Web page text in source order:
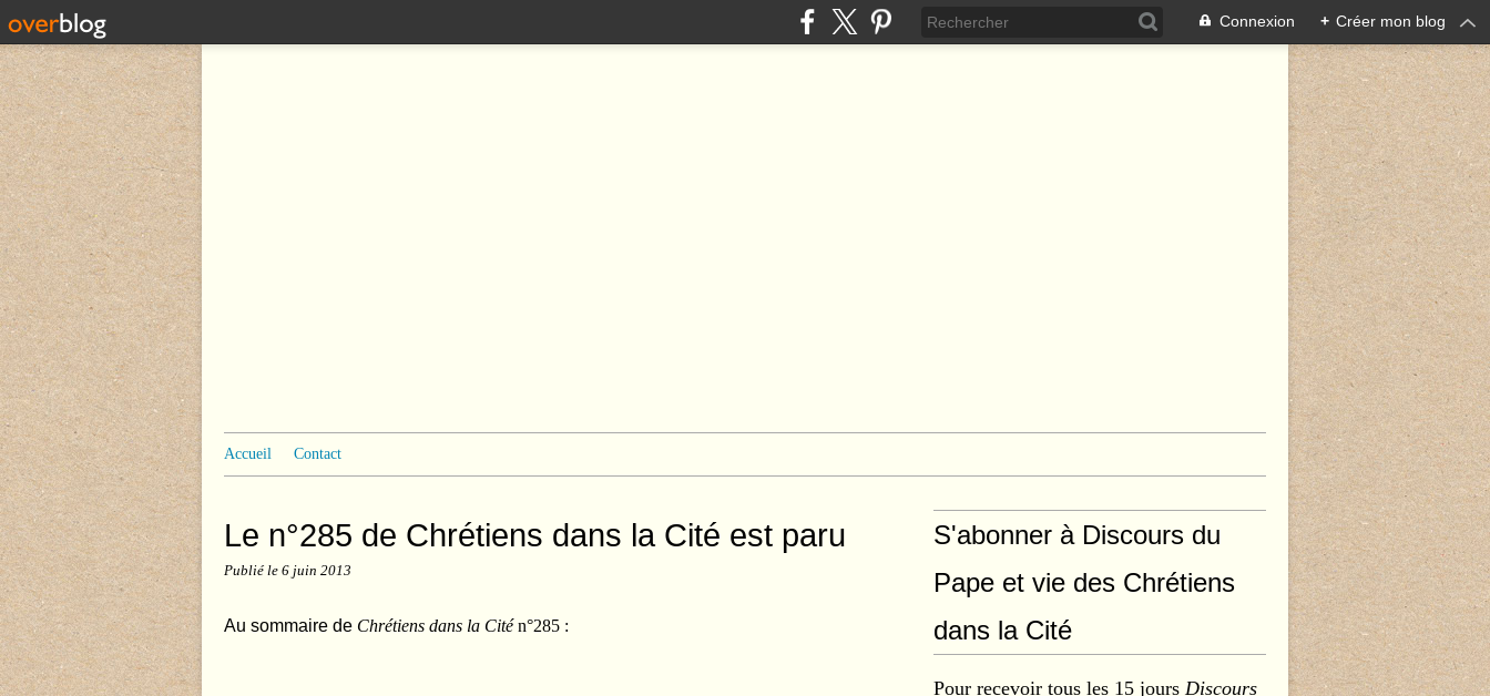
Connexion + Créer mon blog
Accueil Contact
Le n°285 de Chrétiens dans la Cité est paru
Publié le 6 juin 2013
Au sommaire de Chrétiens dans la Citén°285 :
S'abonner à Discours du
Pape et vie des Chrétiens
dans la Cité
Pour recevoir tous les 15 jours Discours